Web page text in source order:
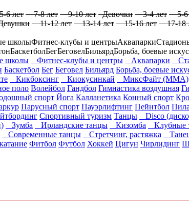
лет 7-8 лет 9-10 лет Девочки 3-4 лет 5-6
11-12 лет 13-14 лет 15-16 лет 17-18
школыФитнес-клубы и центрыАквапарки
БаскетболБегБеговелБильярдБорьба, боевые
школы Фитнес-клубы и центры Аквапарки
Баскетбол Бег Беговел Бильярд Борьба, боевые
Кикбоксинг Киокусинкай МиксФайт (ММА)
поло Волейбол Гандбол Гимнастика воздушная
спорт Йога Калланетика Конный спорт
Парусный спорт Пауэрлифтинг Пейнтбол
Спортивный туризм Танцы Disco
Зумба Ирландские танцы Кизомба Клубные
Современные танцы Стретчинг, растяжка
Фитбол Футбол Хоккей Цигун Чирлидинг